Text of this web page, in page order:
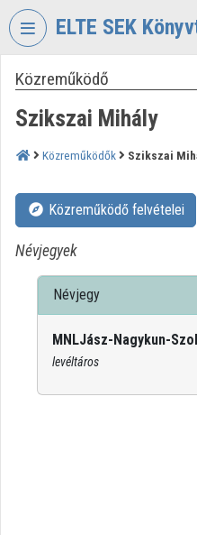
Fejléc kihagyása
ELTE SEK
VIDEOTORIUM
ELTE
EKL
KÖNYVTÁR
ÉS
LEVÉLTÁR
Bejelentkezés
Intézményi felfedezés
Közreműködő
Szikszai Mihály
Közreműködők Szikszai
Közreműködő felvételei
Névjegyek
Névjegy
MNLJász-Nagykun-
levéltáros